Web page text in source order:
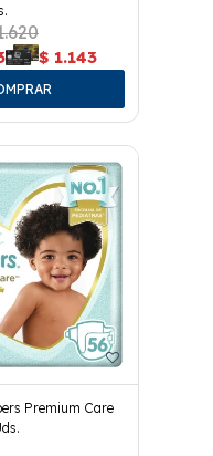
$ 1.143
Premium Care